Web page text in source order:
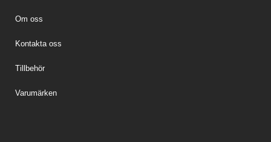
Om oss
Kontakta oss
Tillbehör
Varumärken